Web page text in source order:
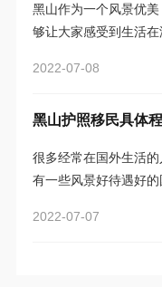
黑山作为一个风景优
够让大家感受到生活在
多的医疗福利以及税
2022-07-08
很多经常在国外生活
有一些风景好待遇好的
的压力，还能够欣赏
2022-07-07